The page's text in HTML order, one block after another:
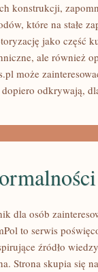
konstrukcji,
które na stałe
jako część
ale również
może
odkrywają,
dla osób
to serwis
źródło
Strona skupia się